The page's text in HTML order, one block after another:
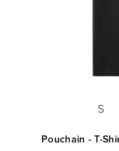
S
Pouchain - T-